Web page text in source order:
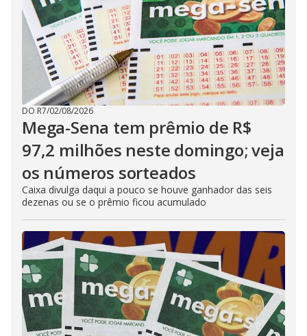
DO R7/02/08/2026
Mega-Sena tem prêmio de R$
97,2 milhões neste domingo; veja
os números sorteados
Caixa divulga daqui a pouco se houve ganhador das seis
dezenas ou se o prêmio ficou acumulado